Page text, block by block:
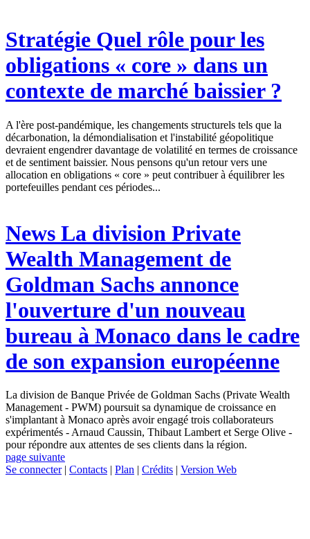
Stratégie Quel rôle pour les
obligations « core » dans un
contexte de marché baissier ?
A l'ère post-pandémique, les changements structurels tels que la
décarbonation, la démondialisation et l'instabilité géopolitique
devraient engendrer davantage de volatilité en termes de croissance
et de sentiment baissier. Nous pensons qu'un retour vers une
allocation en obligations « core » peut contribuer à équilibrer les
portefeuilles pendant ces périodes...
News La division Private
Wealth Management de
Goldman Sachs annonce
l'ouverture d'un nouveau
bureau à Monaco dans le cadre
de son expansion européenne
La division de Banque Privée de Goldman Sachs (Private Wealth
Management - PWM) poursuit sa dynamique de croissance en
s'implantant à Monaco après avoir engagé trois collaborateurs
expérimentés - Arnaud Caussin, Thibaut Lambert et Serge Olive -
pour répondre aux attentes de ses clients dans la région.
page suivante
Se connecter| Contacts | Plan | Crédits | Version Web